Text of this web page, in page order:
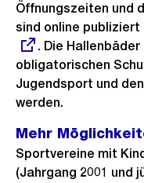
Öffnungszeiten und
sind online publiziert
. Die
obligatorischen
Jugendsport und
werden.
Mehr
Sportvereine mit
(Jahrgang 2001 und